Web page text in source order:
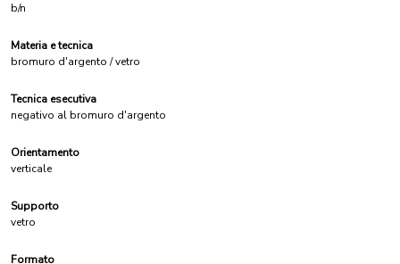
b/n
Materia e tecnica
bromuro d'argento / vetro
Tecnica esecutiva
negativo al bromuro d'argento
Orientamento
verticale
Supporto
vetro
Formato